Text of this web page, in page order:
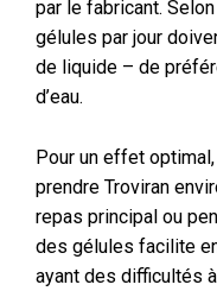
par le fabricant.
gélules par jour
de liquide – de
d’eau.
Pour un effet
prendre Troviran
repas principal ou
des gélules facilite
ayant des difficultés